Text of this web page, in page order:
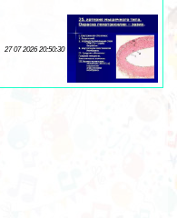
27 07 2026 20:50:30